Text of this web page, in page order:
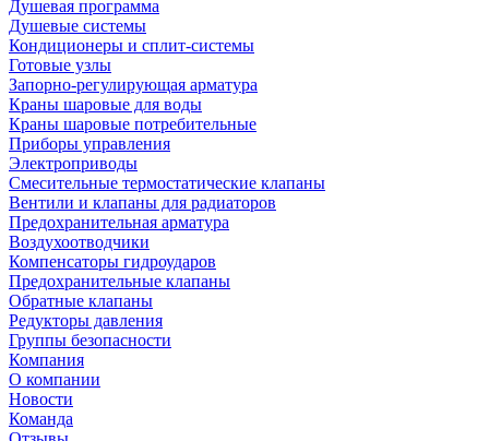
Душевая программа
Душевые системы
Кондиционеры и сплит-системы
Готовые узлы
Запорно-регулирующая арматура
Краны шаровые для воды
Краны шаровые потребительные
Приборы управления
Электроприводы
Смесительные термостатические клапаны
Вентили и клапаны для радиаторов
Предохранительная арматура
Воздухоотводчики
Компенсаторы гидроударов
Предохранительные клапаны
Обратные клапаны
Редукторы давления
Группы безопасности
Компания
О компании
Новости
Команда